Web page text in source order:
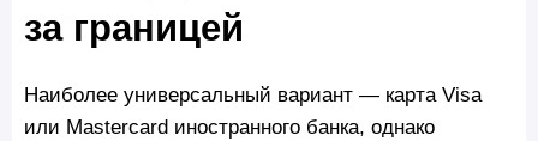
за границей
Наиболее универсальный вариант — карта Visa
или Mastercard иностранного банка, однако